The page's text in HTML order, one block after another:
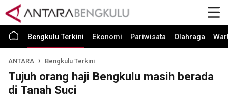
Bengkulu Terkini Ekonomi Pariwisata Olahraga
ANTARA Bengkulu Terkini
Tujuh orang haji Bengkulu masih berada
di Tanah Suci